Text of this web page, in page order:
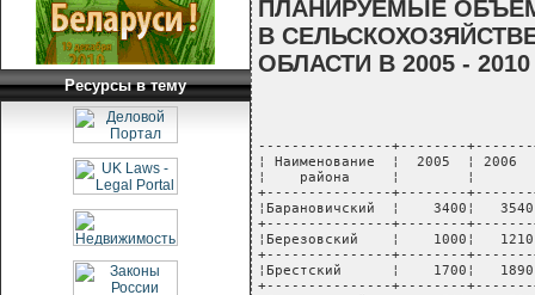
Ресурсы в тему
ПЛАНИРУЕМЫЕ
В
ОБЛАСТИ В 2005 -
----------------+--------
¦ Наименование  ¦  2005  ¦
¦    района     ¦        ¦
+---------------+--------
¦Барановичский  ¦    3400¦
+---------------+--------
¦Березовский    ¦    1000¦
+---------------+--------
¦Брестский      ¦    1700¦
+---------------+--------